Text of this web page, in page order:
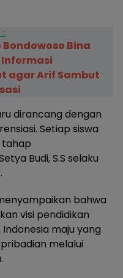
Bina
agar Arif Sambut
dirancang dengan
Setiap siswa
tahap
Budi, S.S selaku
bahwa
visi pendidikan
maju yang
melalui